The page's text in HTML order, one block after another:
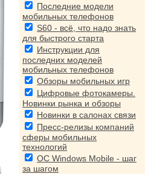
Последние модели
мобильных телефонов
S60 - всё, что надо знать
для быстрого старта
Инструкции для
последних моделей
мобильных телефонов
Обзоры мобильных игр
Цифровые фотокамеры.
Новинки рынка и обзоры
Новинки в салонах связи
Пресс-релизы компаний
сферы мобильных
технологий
ОС Windows Mobile - шаг
за шагом